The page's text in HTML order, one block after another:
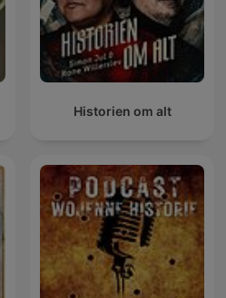
Historien om alt